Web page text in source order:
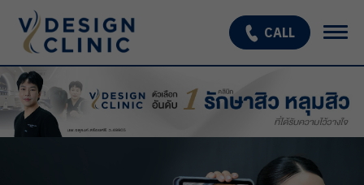
เกี่ยวกับเรา
บริการ
OPEN SUBMENU
CALL